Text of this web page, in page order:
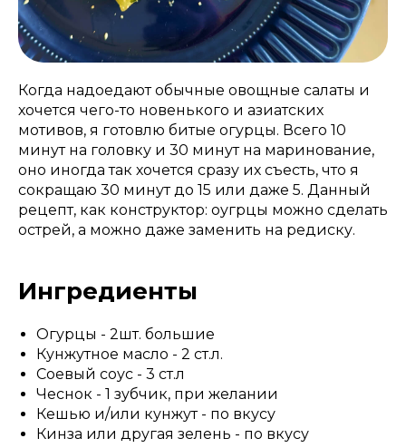
Когда надоедают обычные овощные салаты и
хочется чего-то новенького и азиатских
мотивов, я готовлю битые огурцы. Всего 10
минут на головку и 30 минут на маринование,
оно иногда так хочется сразу их съесть, что я
сокращаю 30 минут до 15 или даже 5. Данный
рецепт, как конструктор: оугрцы можно сделать
острей, а можно даже заменить на редиску.
Ингредиенты
Огурцы - 2шт. большие
Кунжутное масло - 2 ст.л.
Соевый соус - 3 ст.л
Чеснок - 1 зубчик, при желании
Кешью и/или кунжут - по вкусу
Кинза или другая зелень - по вкусу